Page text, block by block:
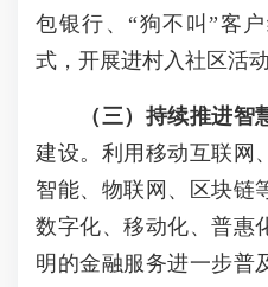
包银行、“狗不叫”客
式，开展进村入社区活动
（三）持续推进智
建设。利用移动互联网
智能、物联网、区块链
数字化、移动化、普惠
明的金融服务进一步普